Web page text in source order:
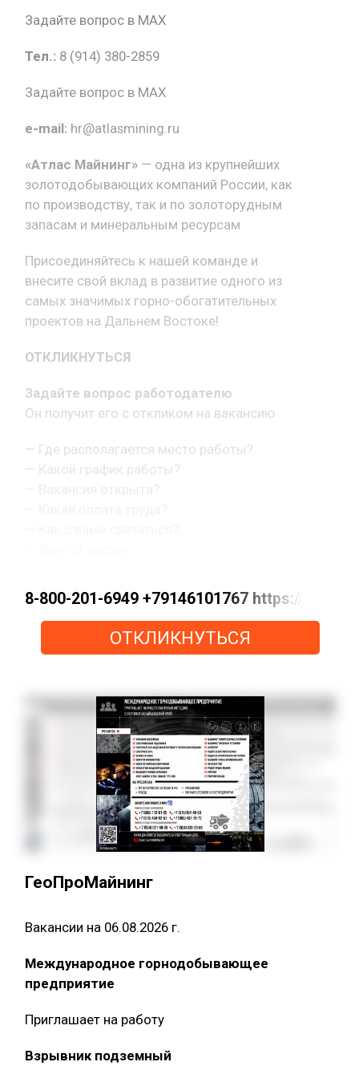
Задайте вопрос в MAX
Тел.: 8 (914) 380-2859
Задайте вопрос в MAX
e-mail: hr@atlasmining.ru
«Атлас Майнинг» — одна из крупнейших
золотодобывающих компаний России, как
по производству, так и по золоторудным
запасам и минеральным ресурсам
Присоединяйтесь к нашей команде и
внесите свой вклад в развитие одного из
самых значимых горно-обогатительных
проектов на Дальнем Востоке!
ОТКЛИКНУТЬСЯ
Задайте вопрос работодателю
Он получит его с откликом на вакансию
— Где располагается место работы?
— Какой график работы?
8-800-201-6949 +79146101767 https://
ОТКЛИКНУТЬСЯ
ГеоПроМайнинг
Вакансии на 06.08.2026 г.
Международное горнодобывающее
предприятие
Приглашает на работу
Взрывник подземный